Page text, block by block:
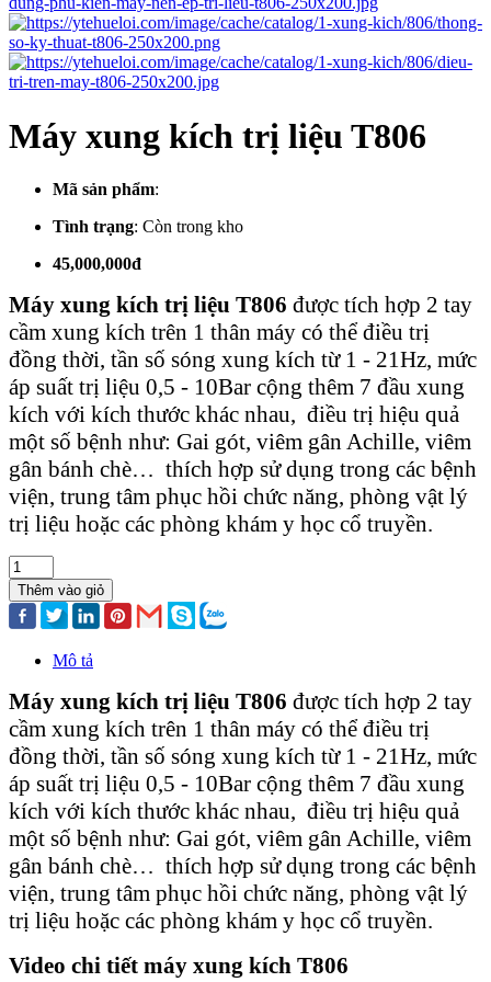
Máy xung kích trị liệu T806
Mã sản phẩm:
Tình trạng: Còn trong kho
45,000,000đ
Máy xung kích trị liệu T806 được tích hợp 2 tay
cầm xung kích trên 1 thân máy có thể điều trị
đồng thời, tần số sóng xung kích từ 1 - 21Hz, mức
áp suất trị liệu 0,5 - 10Bar cộng thêm 7 đầu xung
kích với kích thước khác nhau, điều trị hiệu quả
một số bệnh như: Gai gót, viêm gân Achille, viêm
gân bánh chè… thích hợp sử dụng trong các bệnh
viện, trung tâm phục hồi chức năng, phòng vật lý
trị liệu hoặc các phòng khám y học cổ truyền.
Thêm vào giỏ
Mô tả
Máy xung kích trị liệu T806 được tích hợp 2 tay
cầm xung kích trên 1 thân máy có thể điều trị
đồng thời, tần số sóng xung kích từ 1 - 21Hz, mức
áp suất trị liệu 0,5 - 10Bar cộng thêm 7 đầu xung
kích với kích thước khác nhau, điều trị hiệu quả
một số bệnh như: Gai gót, viêm gân Achille, viêm
gân bánh chè… thích hợp sử dụng trong các bệnh
viện, trung tâm phục hồi chức năng, phòng vật lý
trị liệu hoặc các phòng khám y học cổ truyền.
Video chi tiết máy xung kích T806